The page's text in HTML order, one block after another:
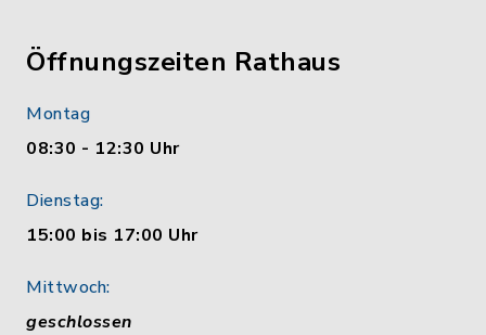
Öffnungszeiten Rathaus
Montag
08:30 - 12:30 Uhr
Dienstag:
15:00 bis 17:00 Uhr
Mittwoch:
geschlossen